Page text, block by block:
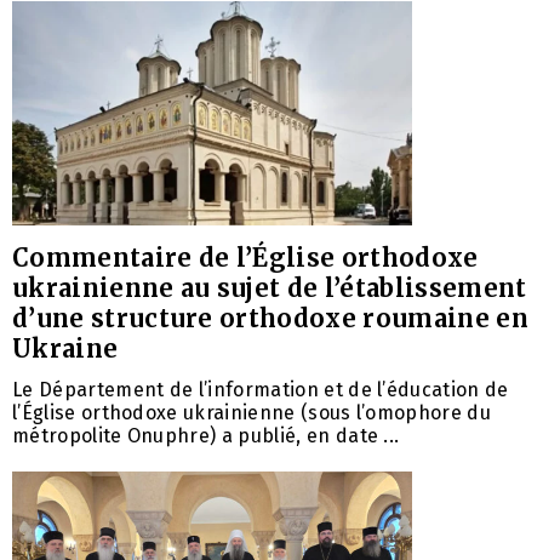
Commentaire de l’Église orthodoxe
ukrainienne au sujet de l’établissement
d’une structure orthodoxe roumaine en
Ukraine
Le Département de l’information et de l’éducation de
l’Église orthodoxe ukrainienne (sous l’omophore du
métropolite Onuphre) a publié, en date ...